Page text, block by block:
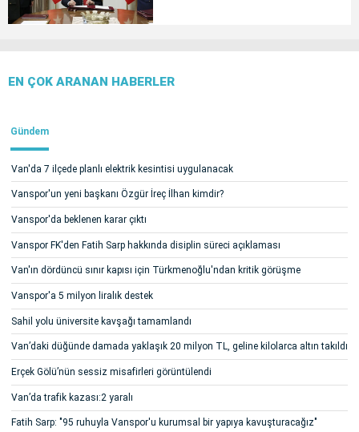
EN ÇOK ARANAN HABERLER
Gündem
Van'da 7 ilçede planlı elektrik kesintisi uygulanacak
Vanspor'un yeni başkanı Özgür İreç İlhan kimdir?
Vanspor'da beklenen karar çıktı
Vanspor FK'den Fatih Sarp hakkında disiplin süreci açıklaması
Van'ın dördüncü sınır kapısı için Türkmenoğlu'ndan kritik görüşme
Vanspor'a 5 milyon liralık destek
Sahil yolu üniversite kavşağı tamamlandı
Van’daki düğünde damada yaklaşık 20 milyon TL, geline kilolarca altın takıldı
Erçek Gölü’nün sessiz misafirleri görüntülendi
Van’da trafik kazası:2 yaralı
Fatih Sarp: "95 ruhuyla Vanspor'u kurumsal bir yapıya kavuşturacağız"